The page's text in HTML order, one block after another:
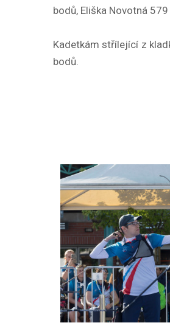
bodů, Eliška Novotná
Kadetkám střílející z
bodů.